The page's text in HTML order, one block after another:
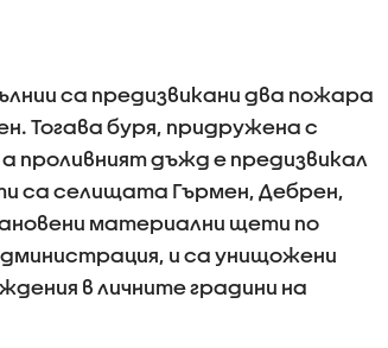
са предизвикани два пожара
Тогава буря, придружена с
проливният дъжд е предизвикал
са селищата Гърмен, Дебрен,
материални щети по
и са унищожени
в личните градини на